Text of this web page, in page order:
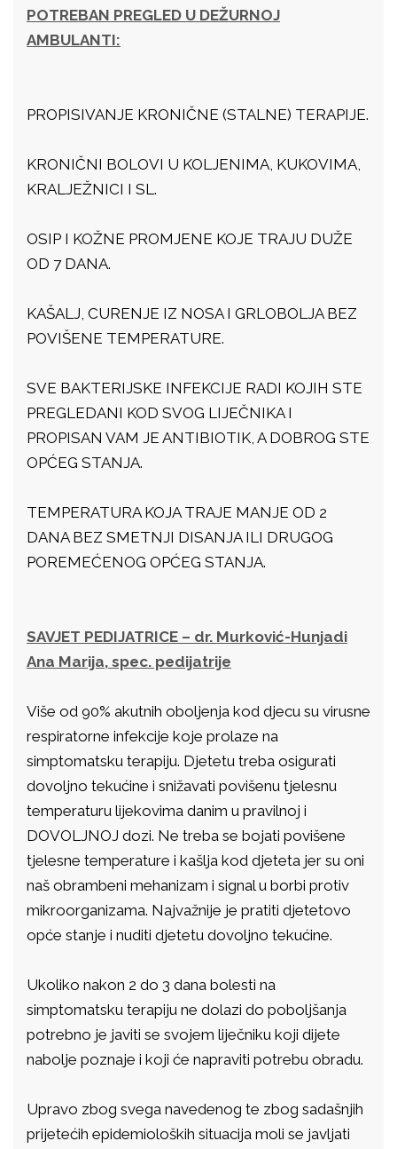
POTREBAN PREGLED U DEŽURNOJ
AMBULANTI:
PROPISIVANJE KRONIČNE (STALNE) TERAPIJE.
KRONIČNI BOLOVI U KOLJENIMA, KUKOVIMA,
KRALJEŽNICI I SL.
OSIP I KOŽNE PROMJENE KOJE TRAJU DUŽE
OD 7 DANA.
KAŠALJ, CURENJE IZ NOSA I GRLOBOLJA BEZ
POVIŠENE TEMPERATURE.
SVE BAKTERIJSKE INFEKCIJE RADI KOJIH STE
PREGLEDANI KOD SVOG LIJEČNIKA I
PROPISAN VAM JE ANTIBIOTIK, A DOBROG STE
OPĆEG STANJA.
TEMPERATURA KOJA TRAJE MANJE OD 2
DANA BEZ SMETNJI DISANJA ILI DRUGOG
POREMEĆENOG OPĆEG STANJA.
SAVJET PEDIJATRICE – dr. Murković-Hunjadi
Ana Marija, spec. pedijatrije
Više od 90% akutnih oboljenja kod djecu su virusne
respiratorne infekcije koje prolaze na
simptomatsku terapiju. Djetetu treba osigurati
dovoljno tekućine i snižavati povišenu tjelesnu
temperaturu lijekovima danim u pravilnoj i
DOVOLJNOJ dozi. Ne treba se bojati povišene
tjelesne temperature i kašlja kod djeteta jer su oni
naš obrambeni mehanizam i signal u borbi protiv
mikroorganizama. Najvažnije je pratiti djetetovo
opće stanje i nuditi djetetu dovoljno tekućine.
Ukoliko nakon 2 do 3 dana bolesti na
simptomatsku terapiju ne dolazi do poboljšanja
potrebno je javiti se svojem liječniku koji dijete
nabolje poznaje i koji će napraviti potrebu obradu.
Upravo zbog svega navedenog te zbog sadašnjih
prijetećih epidemioloških situacija moli se javljati